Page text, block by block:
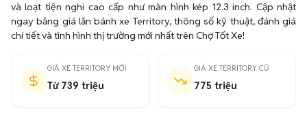
và loạt tiện nghi cao cấp như màn hình kép 12.3 inch. Cập nhật
ngay bảng giá lăn bánh xe Territory, thông số kỹ thuật, đánh giá
chi tiết và tình hình thị trường mới nhất trên Chợ Tốt Xe!
GIÁ XE TERRITORY MỚI
Từ 739 triệu
GIÁ XE TERRITORY CŨ
775 triệu